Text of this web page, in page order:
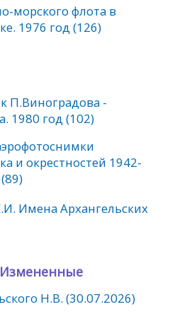
морского флота в
1976 год (126)
П.Виноградова -
1980 год (102)
и окрестностей 1942-
Имена Архангельских
Н.В. (30.07.2026)